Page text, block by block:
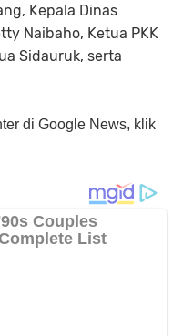
Kepala Dinas
Naibaho, Ketua PKK
Sidauruk, serta
di Google News, klik